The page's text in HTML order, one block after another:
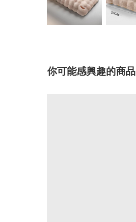
你可能感興趣的商品